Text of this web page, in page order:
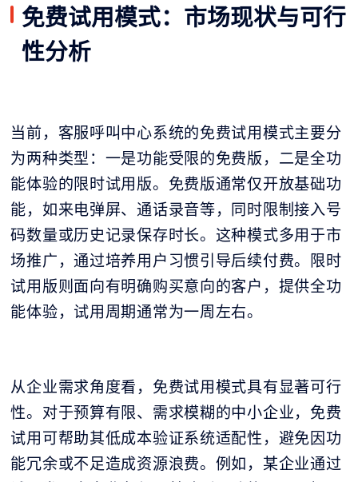
免费试用模式：市场现状与可行
性分析
当前，客服呼叫中心系统的免费试用模式主要分
为两种类型：一是功能受限的免费版，二是全功
能体验的限时试用版。免费版通常仅开放基础功
能，如来电弹屏、通话录音等，同时限制接入号
码数量或历史记录保存时长。这种模式多用于市
场推广，通过培养用户习惯引导后续付费。限时
试用版则面向有明确购买意向的客户，提供全功
能体验，试用周期通常为一周左右。
从企业需求角度看，免费试用模式具有显著可行
性。对于预算有限、需求模糊的中小企业，免费
试用可帮助其低成本验证系统适配性，避免因功
能冗余或不足造成资源浪费。例如，某企业通过